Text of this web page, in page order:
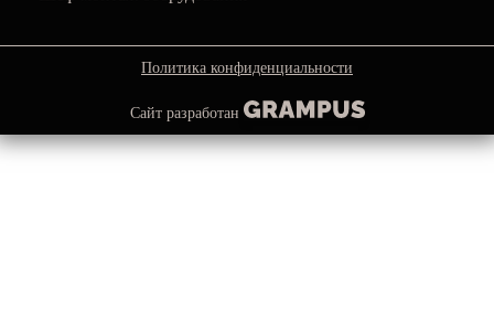
Политика конфиденциальности
Сайт разработан